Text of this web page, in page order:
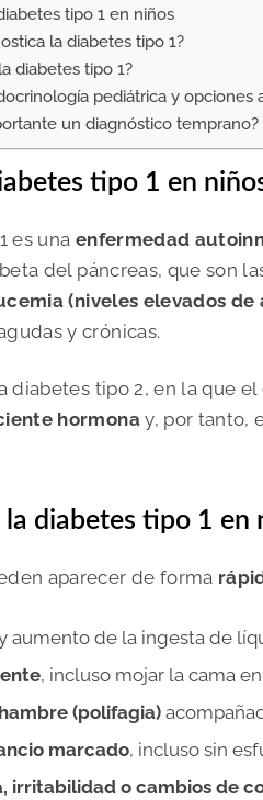
tipo 1 en niños
la diabetes tipo 1?
diabetes tipo 1?
pediátrica y opciones
un diagnóstico temprano?
tipo 1 en
es una enfermedad
del páncreas, que son
(niveles elevados de
y crónicas.
diabetes tipo 2, en la que
hormonay, por tanto,
la diabetes tipo 1 en
aparecer de forma
aumento de la ingesta de
, incluso mojar la cama
(polifagia)
marcado, incluso sin
irritabilidad o cambios de